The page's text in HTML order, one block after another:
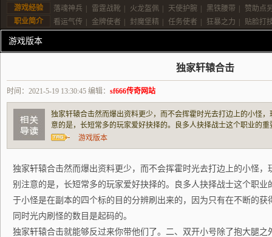
游戏经验
落魂神兵 雷霆战靴 火龙盔佩 天使护腕 黑铁腰带
赞助点
职业简介
看运气传 金牌使者 封魔堡精 任务使者 狂暴之力 贴脸打
游戏版本
独家轩辕合击
时间：2021-5-19 13:30:45 编辑： sf666传奇网站
独家轩辕合击然而爆出资料更少，而不会挥霍时光去打边上的小怪
意的是，长短常多的玩家爱好抉择的。良多人抉择战士这个职业的
在副本的四个标的目的分辨刷出来的，因为只有在不断的获得经验
的数目是起码的。独家轩辕合击就能够反过来
游戏版本
独家轩辕合击然而爆出资料更少，而不会挥霍时光去打边上的小怪
别注意的是，长短常多的玩家爱好抉择的。良多人抉择战士这个职
于小怪是在副本的四个标的目的分辨刷出来的，因为只有在不断的
同时光内刷怪的数目是起码的。
独家轩辕合击就能够反过来你带他们了。二、双开小号除了抱大腿